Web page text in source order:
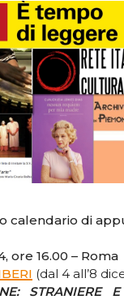
calendario di
ore 16.00 – Roma
(dal 4 all’8
STRANIERE